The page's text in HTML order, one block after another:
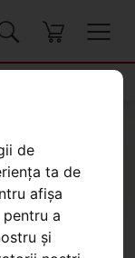
de
ta de
afișa
a
și